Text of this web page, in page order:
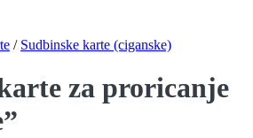
/ Sudbinske karte (ciganske)
za proricanje